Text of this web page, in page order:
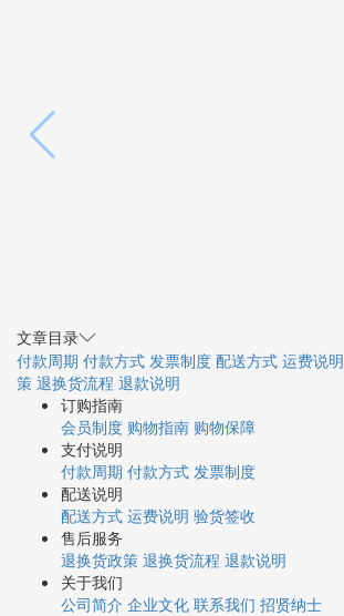
文章目录
付款周期 付款方式 发票制度 配送方式 运费说明
策 退换货流程 退款说明
订购指南
会员制度 购物指南 购物保障
支付说明
付款周期 付款方式 发票制度
配送说明
配送方式 运费说明 验货签收
售后服务
退换货政策 退换货流程 退款说明
关于我们
公司简介 企业文化 联系我们 招贤纳士